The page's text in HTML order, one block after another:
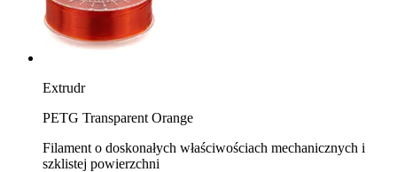
Extrudr
PETG Transparent Orange
Filament o doskonałych właściwościach mechanicznych i
szklistej powierzchni